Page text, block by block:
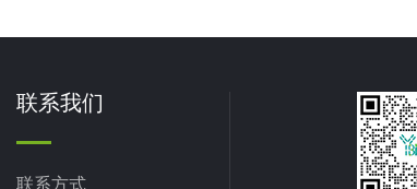
联系我们
联系方式